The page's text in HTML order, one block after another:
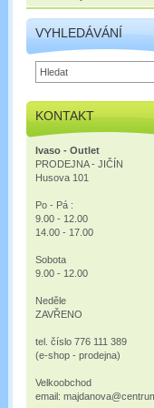
VYHLEDÁVÁNÍ
KONTAKT
Ivaso - Outlet
PRODEJNA - JIČÍN
Husova 101
Po - Pá :
9.00 - 12.00
14.00 - 17.00
Sobota
9.00 - 12.00
Neděle
ZAVŘENO
tel. číslo 776 111 389
(e-shop - prodejna)
Velkoobchod
email: